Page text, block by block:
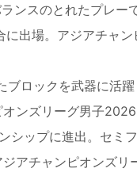
ンスのとれたプレー
出場。アジアチャ
ロックを武器に活
ンズリーグ男子2026
ップに進出。セミ
アチャンピオンズ